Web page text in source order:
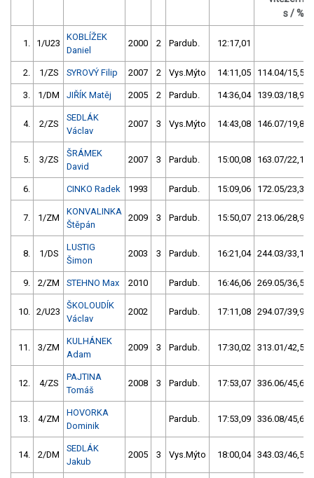
s / %
1. 1/U23
KOBLÍŽEK
Daniel
2000 2 Pardub. 12:17,01
2. 1/ZS SYROVÝ Filip 2007 2 Vys.Mýto 14:11,05 114.04/15,5
3. 1/DM JIŘÍK Matěj 2005 2 Pardub. 14:36,04 139.03/18,9
4. 2/ZS
SEDLÁK
Václav
2007 3 Vys.Mýto 14:43,08 146.07/19,8
5. 3/ZS
ŠRÁMEK
David
2007 3 Pardub. 15:00,08 163.07/22,1
6. CINKO Radek 1993 Pardub. 15:09,06 172.05/23,3
7. 1/ZM
KONVALINKA
Štěpán
2009 3 Pardub. 15:50,07 213.06/28,9
8. 1/DS
LUSTIG
Šimon
2003 3 Pardub. 16:21,04 244.03/33,1
9. 2/ZM STEHNO Max 2010 Pardub. 16:46,06 269.05/36,5
10. 2/U23
ŠKOLOUDÍK
Václav
2002 Pardub. 17:11,08 294.07/39,9
11. 3/ZM
KULHÁNEK
Adam
2009 3 Pardub. 17:30,02 313.01/42,5
12. 4/ZS
PAJTINA
Tomáš
2008 3 Pardub. 17:53,07 336.06/45,6
13. 4/ZM
HOVORKA
Dominik
Pardub. 17:53,09 336.08/45,6
14. 2/DM
SEDLÁK
Jakub
2005 3 Vys.Mýto 18:00,04 343.03/46,5